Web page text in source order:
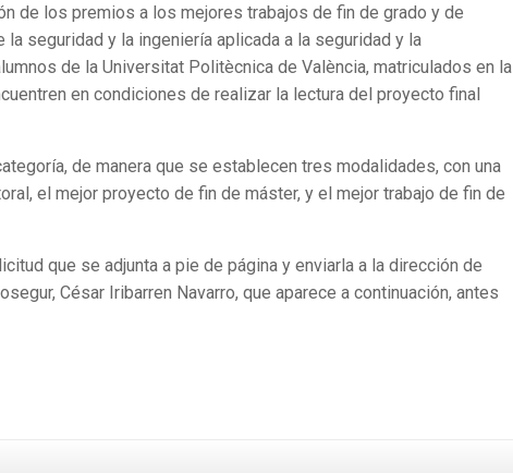
de los premios a los mejores trabajos de fin de grado y de
seguridad y la ingeniería aplicada a la seguridad y la
de la Universitat Politècnica de València, matriculados en la
en condiciones de realizar la lectura del proyecto final
de manera que se establecen tres modalidades, con una
el mejor proyecto de fin de máster, y el mejor trabajo de fin de
que se adjunta a pie de página y enviarla a la dirección de
César Iribarren Navarro, que aparece a continuación, antes